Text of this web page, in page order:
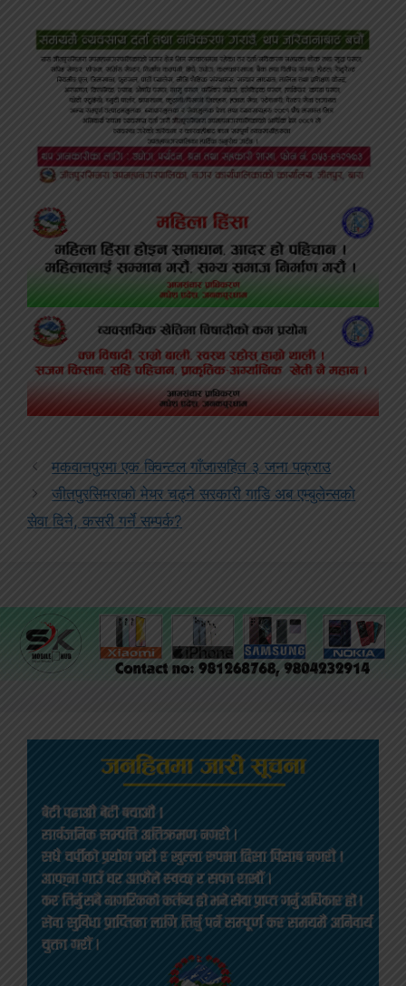
मकवानपुरमा एक क्विन्टल गाँजासहित ३ जना पक्राउ
जीतपुरसिमराको मेयर चढ्ने सरकारी गाडि अब एम्बुलेन्सको
सेवा दिने, कसरी गर्ने सम्पर्क?